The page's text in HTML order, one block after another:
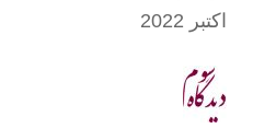
اکتبر 2022